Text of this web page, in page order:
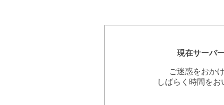
現在サーバ
ご迷惑をおか
しばらく時間を